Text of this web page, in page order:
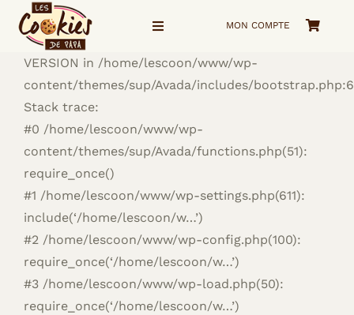
Passer
contenu
Navigation
bascule
Accueil
La Boutique
Voyage visuel
Qui suis-je ?
me Contacter
MON COMPTE
VERSION in /home/lescoon/www/wp-
content/themes/sup/Avada/includes/
Stack trace:
#0 /home/lescoon/www/wp-
content/themes/sup/Avada/functions.php(51):
require_once()
#1 /home/lescoon/www/wp-settings.php(611):
include(‘/home/lescoon/w…’)
#2 /home/lescoon/www/wp-config.php(100):
require_once(‘/home/lescoon/w…’)
#3 /home/lescoon/www/wp-load.php(50):
require_once(‘/home/lescoon/w…’)